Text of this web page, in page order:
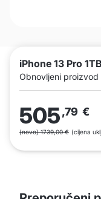
iPhone 13 Pro
Obnovljeni proizvod
505,79 €
(novo) 1739,00 € (cijena